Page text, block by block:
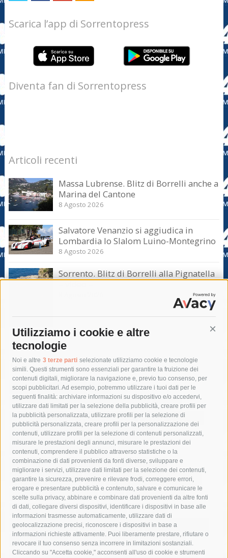
Utilizziamo i cookie e altre
tecnologie
Noi e altre 3 terze parti selezionate utilizziamo cookie e tecnologie
simili. Questi strumenti sono essenziali per garantire la fruizione dei
contenuti digitali, migliorare la navigazione e, previo tuo consenso, per
scopi pubblicitari. Ad esempio, potremmo utilizzare i tuoi dati per le
seguenti finalità: archiviare informazioni su dispositivo e/o accedervi,
utilizzare dati limitati per la selezione della pubblicità, creare profili per
la pubblicità personalizzata, utilizzare profili per la selezione di
pubblicità personalizzata, creare profili per la personalizzazione dei
contenuti, utilizzare profili per la selezione di contenuti personalizzati,
misurare le prestazioni degli annunci, misurare le prestazioni dei
contenuti, comprendere il pubblico attraverso statistiche o la
combinazione di dati provenienti da fonti diverse, sviluppare e
migliorare i servizi, utilizzare dati limitati per la selezione dei contenuti,
garantire la sicurezza, prevenire e rilevare frodi, correggere errori,
erogare e presentare pubblicità e contenuto, salvare e comunicare le
scelte sulla privacy, abbinare e combinare dati provenienti da altre fonti
di dati, collegare diversi dispositivi, identificare i dispositivi in base alle
informazioni trasmesse automaticamente, utilizzare dati di
geolocalizzazione precisi, riconoscere i dispositivi in base a
informazioni richieste attivamente. Puoi liberamente prestare, rifiutare o
revocare il tuo consenso senza incorrere in limitazioni sostanziali.
Cliccando su "Accetta cookie," acconsenti all'uso di cookie e strumenti
Scarica l’app di Sorrentopress
Diventa fan di Sorrentopress
Articoli recenti
Massa Lubrense. Blitz di Borrelli anche a
Marina del Cantone
8 Agosto 2026
Salvatore Venanzio si aggiudica in
Lombardia lo Slalom Luino-Montegrino
8 Agosto 2026
Sorrento. Blitz di Borrelli alla Pignatella
– video –
Tag
acqua allerta meteo
anas
area marina protetta di punta campanella
arresto
Asl Napoli 3 sud
capitaneria di porto capri
carabinieri
castellammare di stabia
circumvesuviana
comune di sorrento
concerto
contagi
costiera amalfitana
covid-19 eav
elezioni
fondazione sorrento
gori guardia costiera
incidente
lavori
lorenzo balducelli mare
massa lubrense
massimo coppola
Meta napoli
ordinanza
penisola sorrentina
piano di sorrento
polizia municipale
protezione civile
Regione Campania
sant'agnello
sindaco cuomo
sorrento studenti temporali treni